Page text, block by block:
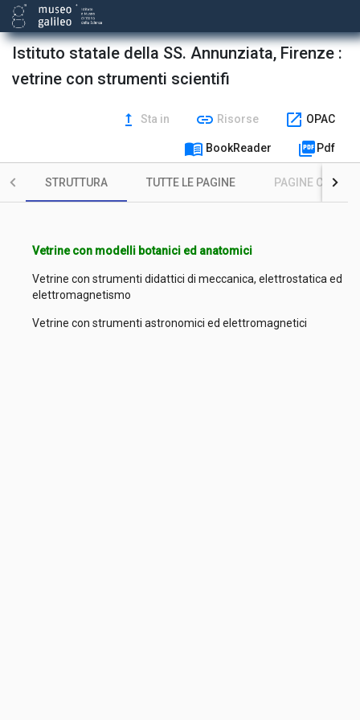
Istituto statale della SS. Annunziata, Firenze :
vetrine con strumenti scientifi
upgrade Sta in link Risorse open_in_new OPAC
menu_book BookReader picture_as_pdf Pdf
STRUTTURA TUTTE LE PAGINE PAGINE CON
Vetrine con modelli botanici ed anatomici
Vetrine con strumenti didattici di meccanica, elettrostatica ed
elettromagnetismo
Vetrine con strumenti astronomici ed elettromagnetici